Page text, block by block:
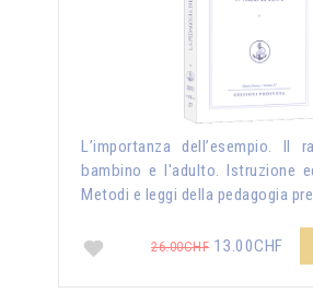
L’importanza dell’esempio. Il
bambino e l'adulto. Istruzione
Metodi e leggi della pedagogia
26.00CHF 13.00CHF